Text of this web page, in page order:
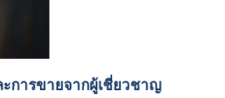
การขายจากผู้เชี่ยวชาญ